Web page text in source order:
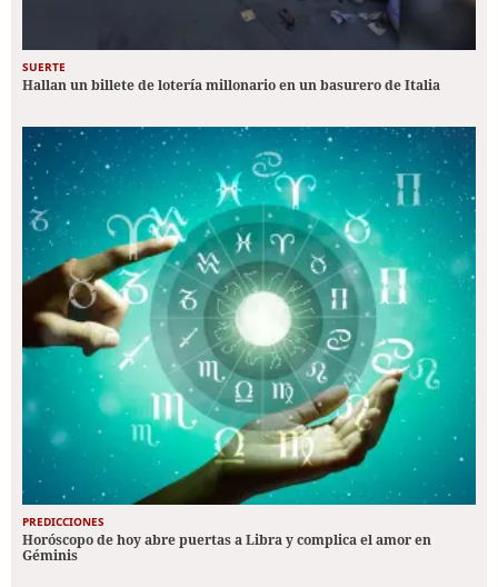
SUERTE
Hallan un billete de lotería millonario en un basurero de Italia
PREDICCIONES
Horóscopo de hoy abre puertas a Libra y complica el amor en
Géminis